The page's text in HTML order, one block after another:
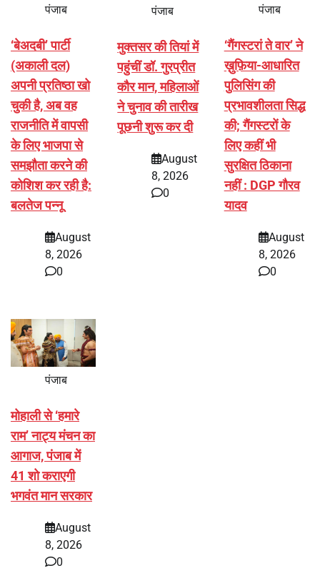
पंजाब
‘बेअदबी’ पार्टी
(अकाली दल)
अपनी प्रतिष्ठा खो
चुकी है, अब वह
राजनीति में वापसी
के लिए भाजपा से
समझौता करने की
कोशिश कर रही है:
बलतेज पन्नू
August
8, 2026
0
पंजाब
मुक्तसर की तियां में
पहुंचीं डॉ. गुरप्रीत
कौर मान, महिलाओं
ने चुनाव की तारीख
पूछनी शुरू कर दी
August
8, 2026
0
पंजाब
‘गैंगस्टरां ते वार’ ने
ख़ुफ़िया-आधारित
पुलिसिंग की
प्रभावशीलता सिद्ध
की; गैंगस्टरों के
लिए कहीं भी
सुरक्षित ठिकाना
नहीं : DGP गौरव
यादव
August
8, 2026
0
पंजाब
मोहाली से ‘हमारे
राम’ नाट्य मंचन का
आगाज, पंजाब में
41 शो कराएगी
भगवंत मान सरकार
August
8, 2026
0